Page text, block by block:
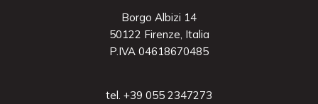
Borgo Albizi 14
50122 Firenze, Italia
P.IVA 04618670485
tel. +39 055 2347273